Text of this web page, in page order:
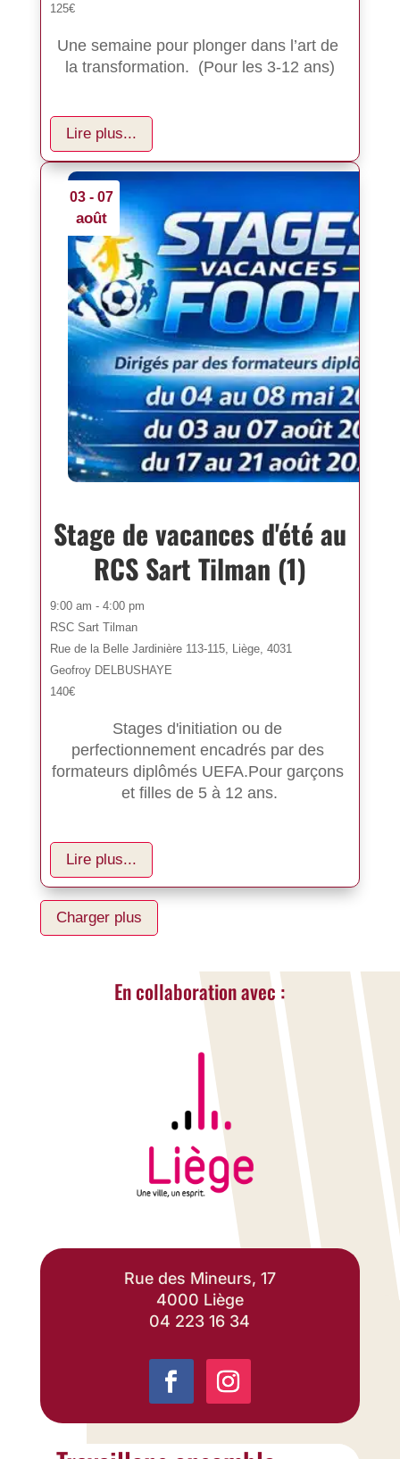
125€
Une semaine pour plonger dans l’art de
la transformation.  (Pour les 3-12 ans)
Lire plus...
03 - 07
août
Stage de vacances d'été au
RCS Sart Tilman (1)
9:00 am - 4:00 pm
RSC Sart Tilman
Rue de la Belle Jardinière 113-115, Liège, 4031
Geofroy DELBUSHAYE
140€
Stages d'initiation ou de
perfectionnement encadrés par des
formateurs diplômés UEFA.Pour garçons
et filles de 5 à 12 ans.
Lire plus...
Charger plus
En collaboration avec :
Rue des Mineurs, 17
4000 Liège
04 223 16 34